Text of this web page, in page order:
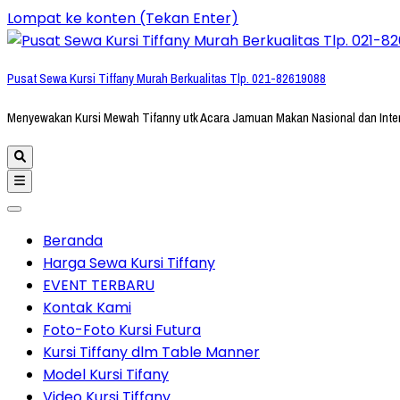
Lompat ke konten (Tekan Enter)
Pusat Sewa Kursi Tiffany Murah Berkualitas Tlp. 021-82619088
Menyewakan Kursi Mewah Tifanny utk Acara Jamuan Makan Nasional dan
Beranda
Harga Sewa Kursi Tiffany
EVENT TERBARU
Kontak Kami
Foto-Foto Kursi Futura
Kursi Tiffany dlm Table Manner
Model Kursi Tifany